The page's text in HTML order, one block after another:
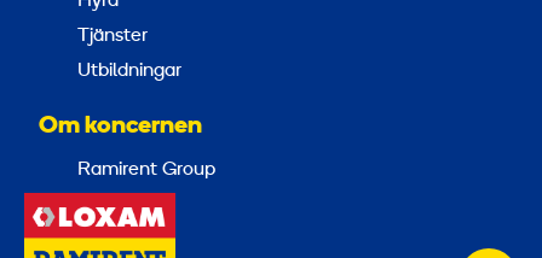
Tjänster
Utbildningar
Om koncernen
Ramirent Group